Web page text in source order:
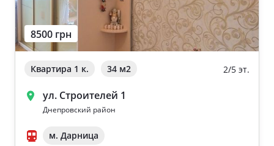
8500 грн
Квартира 1 к. 34 м2 2/5 эт.
ул. Строителей 1
Днепровский район
м. Дарница